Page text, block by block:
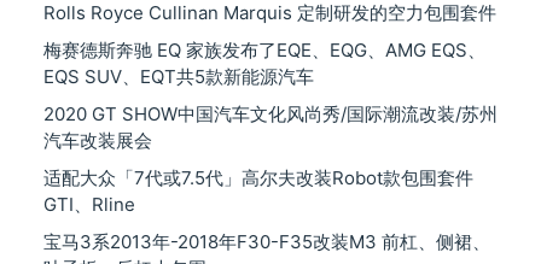
Rolls Royce Cullinan Marquis 定制研发的空力包围套件
梅赛德斯奔驰 EQ 家族发布了EQE、EQG、AMG EQS、
EQS SUV、EQT共5款新能源汽车
2020 GT SHOW中国汽车文化风尚秀/国际潮流改装/苏州
汽车改装展会
适配大众「7代或7.5代」高尔夫改装Robot款包围套件
GTI、Rline
宝马3系2013年-2018年F30-F35改装M3 前杠、侧裙、